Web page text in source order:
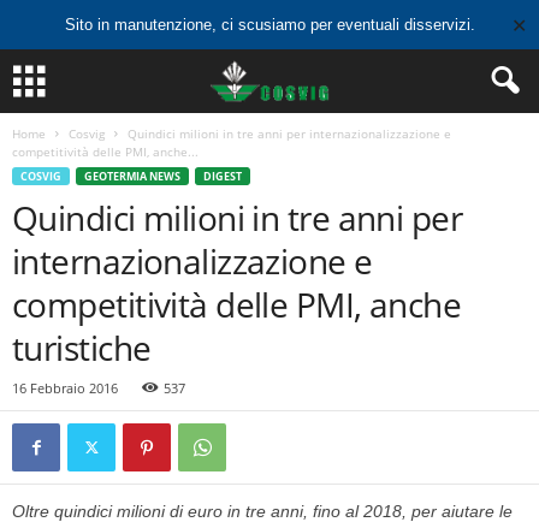
Sito in manutenzione, ci scusiamo per eventuali disservizi. ✕
Home Cosvig
Quindici milioni in tre anni per internazionalizzazione e
competitività delle PMI, anche...
COSVIG GEOTERMIA NEWS DIGEST
Quindici milioni in tre anni per
internazionalizzazione e
competitività delle PMI, anche
turistiche
16 Febbraio 2016 537
Oltre quindici milioni di euro in tre anni, fino al 2018, per aiutare le